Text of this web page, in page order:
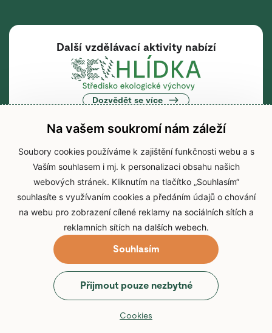
Další vzdělávací aktivity nabízí
Dozvědět se více
Hlavní webová stránka
Dozvědět se více
© 2026 Zoo Brno
Prohlášení o přístupnostiZpracování osobních údajů
Webové stránky
Využíváme informační systém
Na vašem soukromí nám záleží
Soubory cookies používáme k zajištění funkčnosti webu a s
Vaším souhlasem i mj. k personalizaci obsahu našich
webových stránek. Kliknutím na tlačítko „Souhlasím“
souhlasíte s využívaním cookies a předáním údajů o chování
na webu pro zobrazení cílené reklamy na sociálních sítích a
reklamních sítích na dalších webech.
Souhlasím
Přijmout pouze nezbytné
Cookies